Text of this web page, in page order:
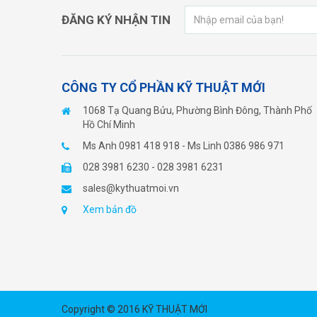
ĐĂNG KÝ NHẬN TIN
CÔNG TY CỔ PHẦN KỸ THUẬT MỚI
1068 Tạ Quang Bửu, Phường Bình Đông, Thành Phố
Hồ Chí Minh
Ms Anh 0981 418 918 - Ms Linh 0386 986 971
028 3981 6230 - 028 3981 6231
sales@kythuatmoi.vn
Xem bản đồ
Copyright © 2016 KỸ THUẬT MỚI